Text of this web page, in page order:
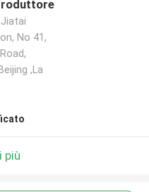
presto!
No 41,
,La
più